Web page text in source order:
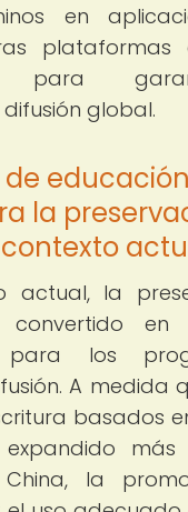
en
plataformas
para
global.
la
contexto
actual, la
en
para los
A medida
basados
la